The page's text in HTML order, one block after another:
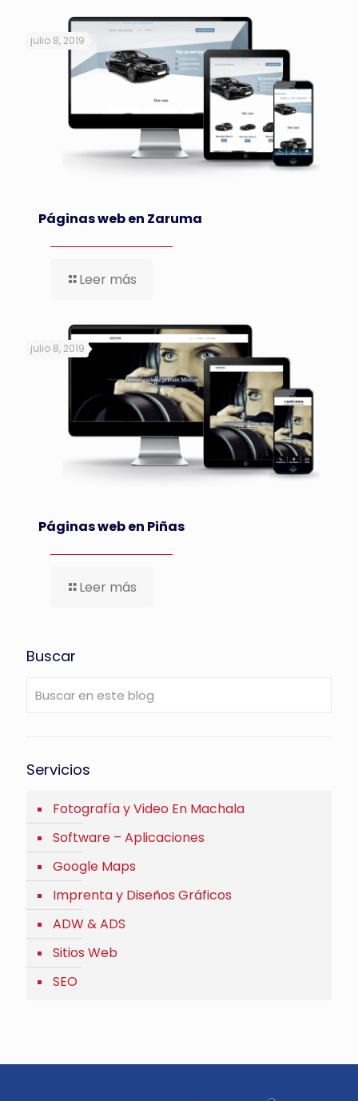
julio 8, 2019
Páginas web en Zaruma
Leer más
julio 8, 2019
Páginas web en Piñas
Leer más
Buscar
Servicios
Fotografía y Video En Machala
Software – Aplicaciones
Google Maps
Imprenta y Diseños Gráficos
ADW & ADS
Sitios Web
SEO